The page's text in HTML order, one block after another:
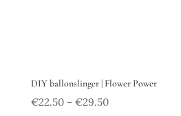
DIY ballonslinger | Flower Power
€22.50– €29.50